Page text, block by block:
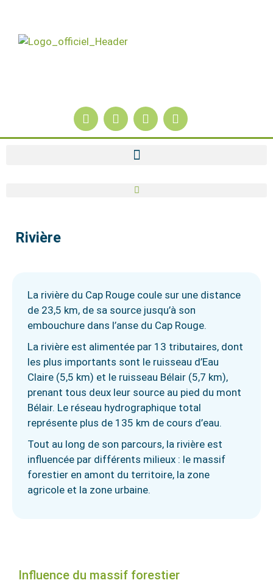
Rivière
La rivière du Cap Rouge coule sur une distance
de 23,5 km, de sa source jusqu’à son
embouchure dans l’anse du Cap Rouge.
La rivière est alimentée par 13 tributaires, dont
les plus importants sont le ruisseau d’Eau
Claire (5,5 km) et le ruisseau Bélair (5,7 km),
prenant tous deux leur source au pied du mont
Bélair. Le réseau hydrographique total
représente plus de 135 km de cours d’eau.
Tout au long de son parcours, la rivière est
influencée par différents milieux : le massif
forestier en amont du territoire, la zone
agricole et la zone urbaine.
Influence du massif forestier